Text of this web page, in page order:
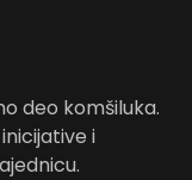
deo komšiluka.
i